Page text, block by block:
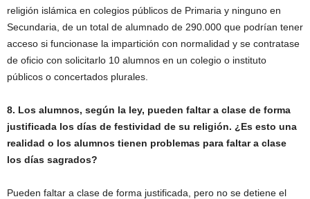
religión islámica en colegios públicos de Primaria y ninguno en
Secundaria, de un total de alumnado de 290.000 que podrían tener
acceso si funcionase la impartición con normalidad y se contratase
de oficio con solicitarlo 10 alumnos en un colegio o instituto
públicos o concertados plurales.
8. Los alumnos, según la ley, pueden faltar a clase de forma
justificada los días de festividad de su religión. ¿Es esto una
realidad o los alumnos tienen problemas para faltar a clase
los días sagrados?
Pueden faltar a clase de forma justificada, pero no se detiene el